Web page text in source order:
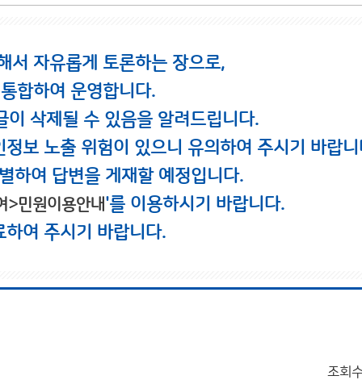
서 자유롭게 토론하는 장으로,
합하여 운영합니다.
삭제될 수 있음을 알려드립니다.
보 노출 위험이 있으니 유의하여 주시기 바랍니
하여 답변을 게재할 예정입니다.
>민원이용안내'를 이용하시기 바랍니다.
여 주시기 바랍니다.
조회